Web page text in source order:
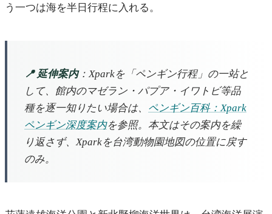
う一つは海を半日行程に入れる。
📍 延伸案内：Xparkを「ペンギン行程」の一站と
して、館内のマゼラン・パプア・イワトビ等品
種を逐一知りたい場合は、 ペンギン百科：Xpark
ペンギン深度案内を参照。本文はその案内を繰
り返さず、Xparkを台湾動物園地図の位置に戻す
のみ。